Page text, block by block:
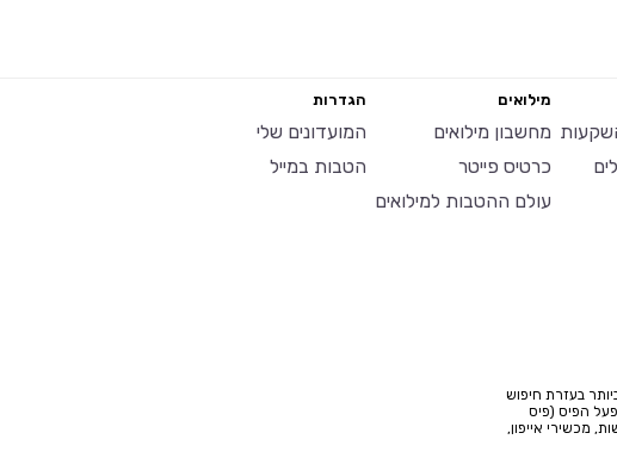
מילואים
מחשבון מילואים
כרטיס פייטר
עולם ההטבות למילואים
הגדרות
המועדונים שלי
הטבות במייל
בעזרת חיפוש
הפיס (פיס
מכשירי אייפון,